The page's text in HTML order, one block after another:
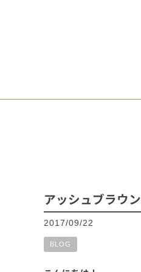
アッシュブラウン
2017/09/22
BLOG